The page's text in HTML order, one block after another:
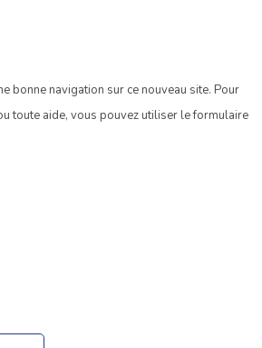
bonne navigation sur ce nouveau site. Pour
toute aide, vous pouvez utiliser le formulaire